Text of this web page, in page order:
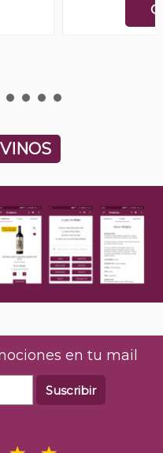
en tu mail
Suscribir